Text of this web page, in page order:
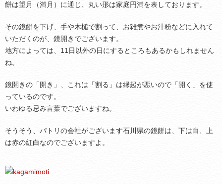
餅は望月（満月）に通じ、丸い形は家庭円満を表しております。
その鏡餅を下げ、手や木槌で割って、お雑煮やお汁粉などに入れて
いただくのが、鏡開きでございます。
地方によっては、11日以外の日にするところもあるかもしれません
ね。
鏡開きの「開き」、これは「割る」は縁起が悪いので「開く」を使
っているのです。
いわゆる忌み言葉でございますね。
そうそう、パトリの会社がございます石川県の鏡餅は、下は白、上
は赤の紅白なのでございますよ。